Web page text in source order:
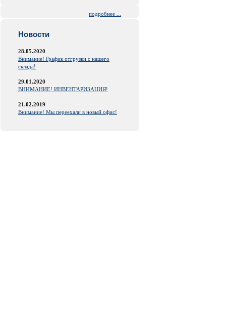
подробнее ...
Новости
28.05.2020
Внимание! График отгрузки с нашего
склада!
29.01.2020
ВНИМАНИЕ! ИНВЕНТАРИЗАЦИЯ!
21.02.2019
Внимание! Мы переехали в новый офис!